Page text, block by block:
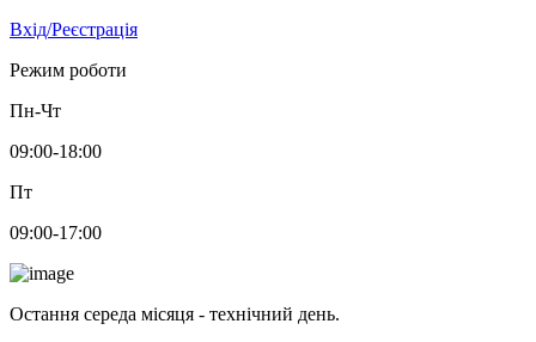
Вхід/Реєстрація
Режим роботи
Пн-Чт
09:00-18:00
Пт
09:00-17:00
Остання середа місяця - технічний день.